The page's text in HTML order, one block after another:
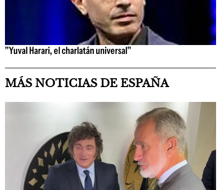
"Yuval Harari, el charlatán universal"
MÁS NOTICIAS DE ESPAÑA